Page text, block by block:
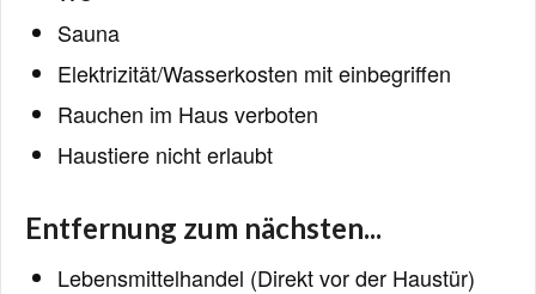
Sauna
Elektrizität/Wasserkosten mit einbegriffen
Rauchen im Haus verboten
Haustiere nicht erlaubt
Entfernung zum nächsten...
Lebensmittelhandel (Direkt vor der Haustür)